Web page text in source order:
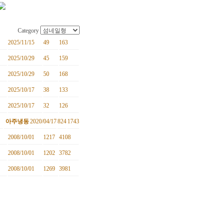
Category
2025/11/15 49 163
2025/10/29 45 159
2025/10/29 50 168
2025/10/17 38 133
2025/10/17 32 126
아주냉동2020/04/17824 1743
2008/10/01 1217 4108
2008/10/01 1202 3782
2008/10/01 1269 3981